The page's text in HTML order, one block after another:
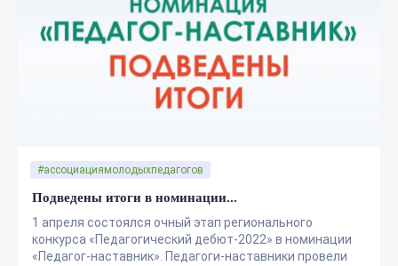
Подведены итоги в номинации...
1 апреля состоялся очный этап регионального
конкурса «Педагогический дебют-2022» в номинации
«Педагог-наставник». Педагоги-наставники провели
#ассоциациямолодыхпедагогов